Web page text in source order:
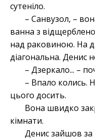
сутеніло.
– Санвузол, –
ванна з
над раковиною. На
діагональна. Денис
– Дзеркало... –
– Впало колись.
цього досить.
Вона швидко
кімнати.
Денис зайшов за